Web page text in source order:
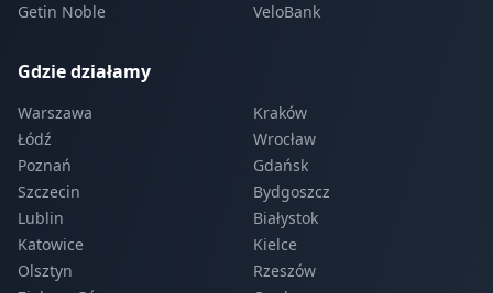
Getin Noble
VeloBank
Gdzie działamy
Warszawa
Kraków
Łódź
Wrocław
Poznań
Gdańsk
Szczecin
Bydgoszcz
Lublin
Białystok
Katowice
Kielce
Olsztyn
Rzeszów